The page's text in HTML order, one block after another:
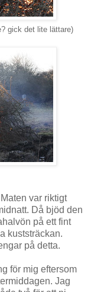
gick det lite lättare)
var riktigt
Då bjöd den
på ett fint
kuststräckan.
på detta.
för mig eftersom
Jag